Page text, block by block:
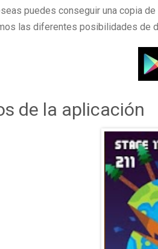
puedes conseguir una copia
las diferentes posibilidades de
de la aplicación